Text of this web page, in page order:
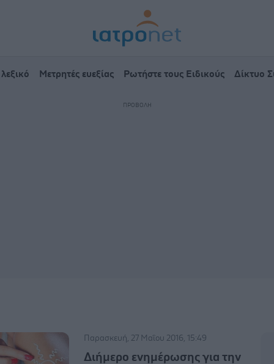
Μετρητές ευεξίας Ρωτήστε τους Ειδικούς Δίκτυο
Παρασκευή, 27 Μαΐου 2016, 15:49
Διήμερο ενημέρωσης για την